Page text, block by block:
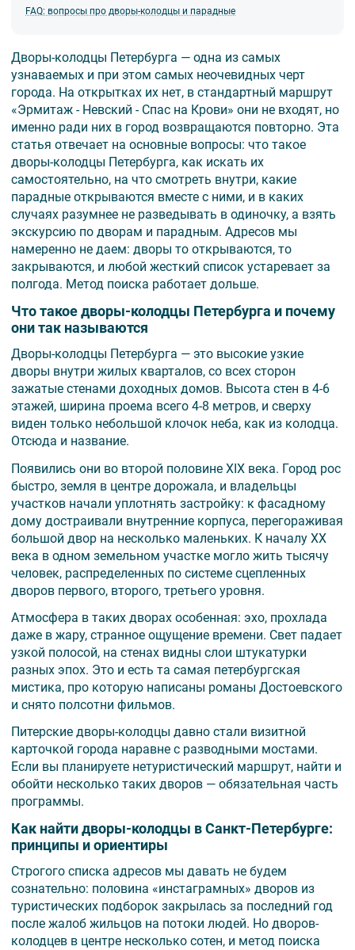
FAQ: вопросы про дворы-колодцы и парадные
Дворы-колодцы Петербурга — одна из самых
узнаваемых и при этом самых неочевидных черт
города. На открытках их нет, в стандартный маршрут
«Эрмитаж - Невский - Спас на Крови» они не входят, но
именно ради них в город возвращаются повторно. Эта
статья отвечает на основные вопросы: что такое
дворы-колодцы Петербурга, как искать их
самостоятельно, на что смотреть внутри, какие
парадные открываются вместе с ними, и в каких
случаях разумнее не разведывать в одиночку, а взять
экскурсию по дворам и парадным. Адресов мы
намеренно не даем: дворы то открываются, то
закрываются, и любой жесткий список устаревает за
полгода. Метод поиска работает дольше.
Что такое дворы-колодцы Петербурга и почему
они так называются
Дворы-колодцы Петербурга — это высокие узкие
дворы внутри жилых кварталов, со всех сторон
зажатые стенами доходных домов. Высота стен в 4-6
этажей, ширина проема всего 4-8 метров, и сверху
виден только небольшой клочок неба, как из колодца.
Отсюда и название.
Появились они во второй половине XIX века. Город рос
быстро, земля в центре дорожала, и владельцы
участков начали уплотнять застройку: к фасадному
дому достраивали внутренние корпуса, перегораживая
большой двор на несколько маленьких. К началу XX
века в одном земельном участке могло жить тысячу
человек, распределенных по системе сцепленных
дворов первого, второго, третьего уровня.
Атмосфера в таких дворах особенная: эхо, прохлада
даже в жару, странное ощущение времени. Свет падает
узкой полосой, на стенах видны слои штукатурки
разных эпох. Это и есть та самая петербургская
мистика, про которую написаны романы Достоевского
и снято полсотни фильмов.
Питерские дворы-колодцы давно стали визитной
карточкой города наравне с разводными мостами.
Если вы планируете нетуристический маршрут, найти и
обойти несколько таких дворов — обязательная часть
программы.
Как найти дворы-колодцы в Санкт-Петербурге:
принципы и ориентиры
Строгого списка адресов мы давать не будем
сознательно: половина «инстаграмных» дворов из
туристических подборок закрылась за последний год
после жалоб жильцов на потоки людей. Но дворов-
колодцев в центре несколько сотен, и метод поиска